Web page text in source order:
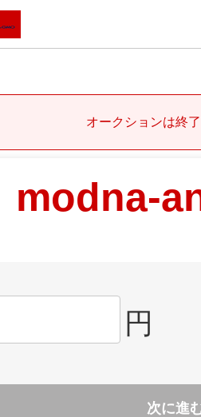
オークションは終了
modna-
円
次に進